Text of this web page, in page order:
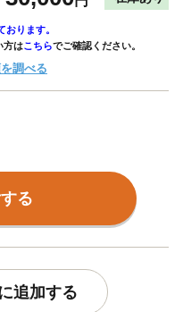
おります。
方はこちらでご確認ください。
を調べる
る
追加する